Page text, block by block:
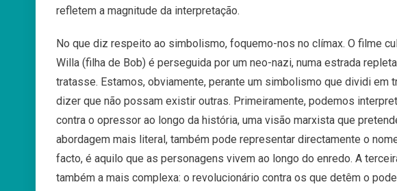
refletem a magnitude da interpretação.
No que diz respeito ao simbolismo, foquemo-nos no clímax. O filme
Willa (filha de Bob) é perseguida por um neo-nazi, numa estrada
tratasse. Estamos, obviamente, perante um simbolismo que dividi
dizer que não possam existir outras. Primeiramente, podemos
contra o opressor ao longo da história, uma visão marxista que
abordagem mais literal, também pode representar directamente o
facto, é aquilo que as personagens vivem ao longo do enredo. A
também a mais complexa: o revolucionário contra os que detêm o